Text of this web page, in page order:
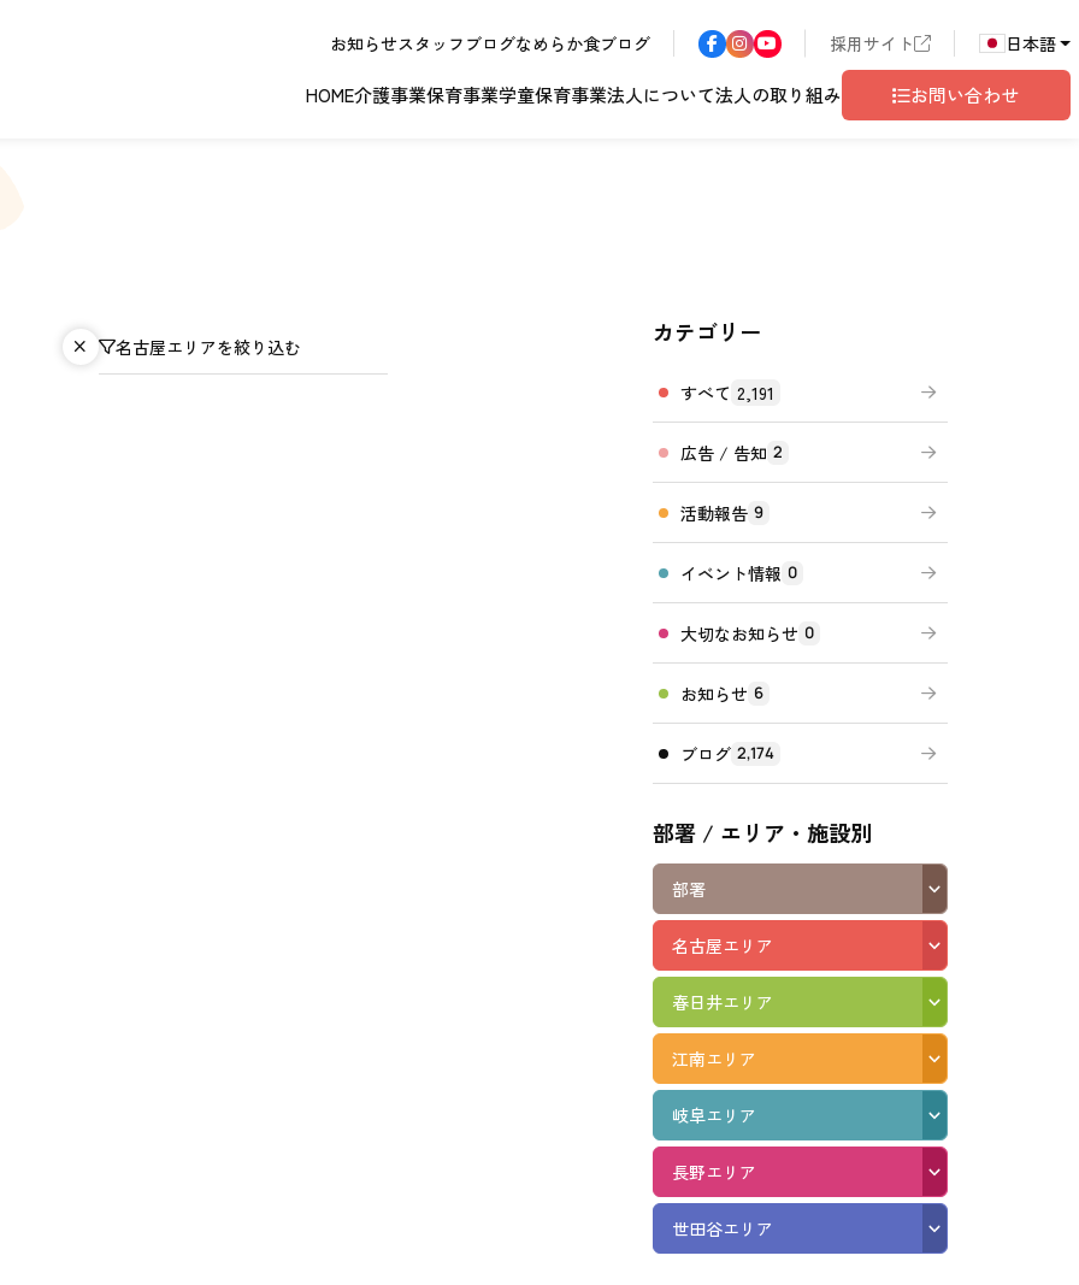
お知らせスタッフブログなめらか食ブログ 採用サイト 日本語
HOME介護事業
春日井エリア 江南エリア 長野エリア
高齢者向けの部屋を借りたい
施設等に通って介護、リハビリを受けたい
福祉器具（車いす・ベッド等）を利用したい
保育事業
ジョイフルドーム前こども園
学童保育事業法人について
理事長挨拶
処遇改善加算について
法人の取り組み
ノーリフティングポリシー
福祉リンク集
お問い合わせ
ボランティアに関する
お問い合わせ
名古屋エリアを絞り込む カテゴリー
すべて 2,191
広告 / 告知 2
活動報告 9
イベント情報 0
大切なお知らせ 0
お知らせ 6
ブログ 2,174
部署 / エリア・施設別
部署
名古屋エリア
春日井エリア
江南エリア
岐阜エリア
長野エリア
世田谷エリア